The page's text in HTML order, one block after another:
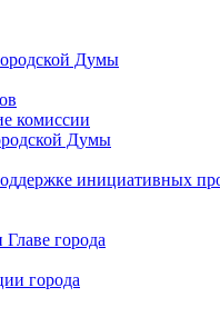
Думы
комиссии
Думы
инициативных
города
города